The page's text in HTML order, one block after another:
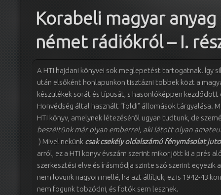
Korabeli magyar anyag
német rádiókról – I.
A HTI hajdani könyvei sok meglepetést tartogatnak. Így
után elsőként honlapunkon tisztázni többek közt a
készülékek sorát és típusát, s hasonlóképpen kezdődött
Honvédség által használt “földi” állomások tárgyalása.
HTI könyv, amelynek létezéséről ugyan tudtunk, de
beszéltünk már olyan emberrel, aki látott olyan
) Mivel nekünk csak csekély oldalszámú fénymásolat
arról, ez a HTI könyv évszám szerint mikor jött ki a prés
szerkesztési elve és írásmódja szinte szó szerint egyezik
nem lövünk nagyon mellé, ha azt állítjuk, ez is 1942-43
nem fogunk tobzódni, és fotók sem lesznek.